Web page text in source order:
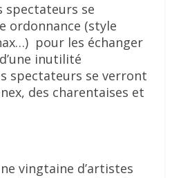
spectateurs se
ordonnance (style
pour les échanger
inutilité
spectateurs se verront
des charentaises et
vingtaine d’artistes